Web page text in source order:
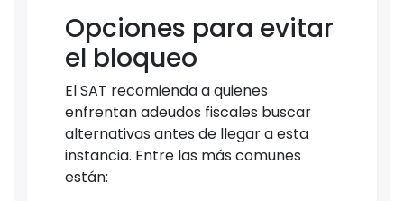
Opciones para evitar
el bloqueo
El SAT recomienda a quienes
enfrentan adeudos fiscales buscar
alternativas antes de llegar a esta
instancia. Entre las más comunes
están: